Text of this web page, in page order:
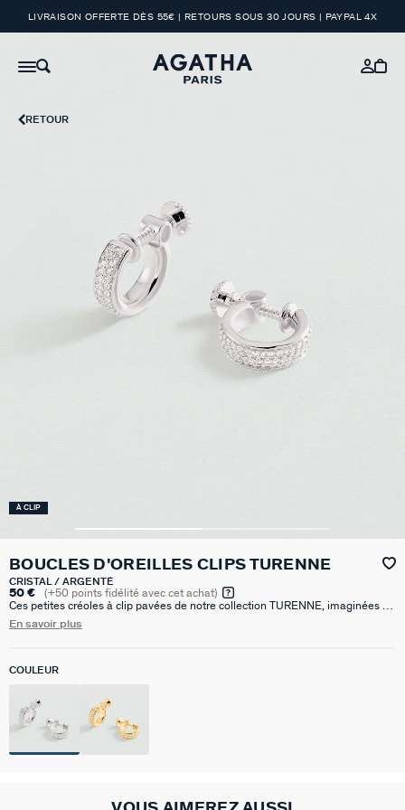
LIVRAISON OFFERTE DÈS 55€ | RETOURS SOUS 30 JOURS | PAYPAL 4X
RETOUR
À CLIP
BOUCLES D'OREILLES CLIPS TURENNE
CRISTAL / ARGENTÉ
50 € (+50 points fidélité avec cet achat)
Ces petites créoles à clip pavées de notre collection TURENNE, imaginées à
Paris, sont réalisées en laiton argenté rhodié et ornées d'oxydes de
et une tenue sécurisée. Le diamètre est de 10mm.
En savoir plus
COULEUR